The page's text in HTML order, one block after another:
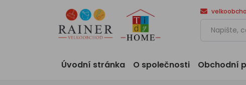
Úvodní stránka O společnosti Obchodní